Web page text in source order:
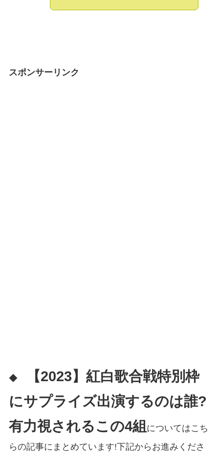
スポンサーリンク
◆
【2023】紅白歌合戦特別枠
にサプライズ出演するのは誰?
有力視されるこの4組 についてはこち
らの記事にまとめています!下記からお進みくださ